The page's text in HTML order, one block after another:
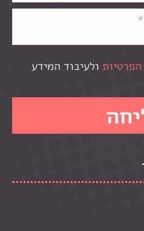
הפרטיות ולעיבוד המידע